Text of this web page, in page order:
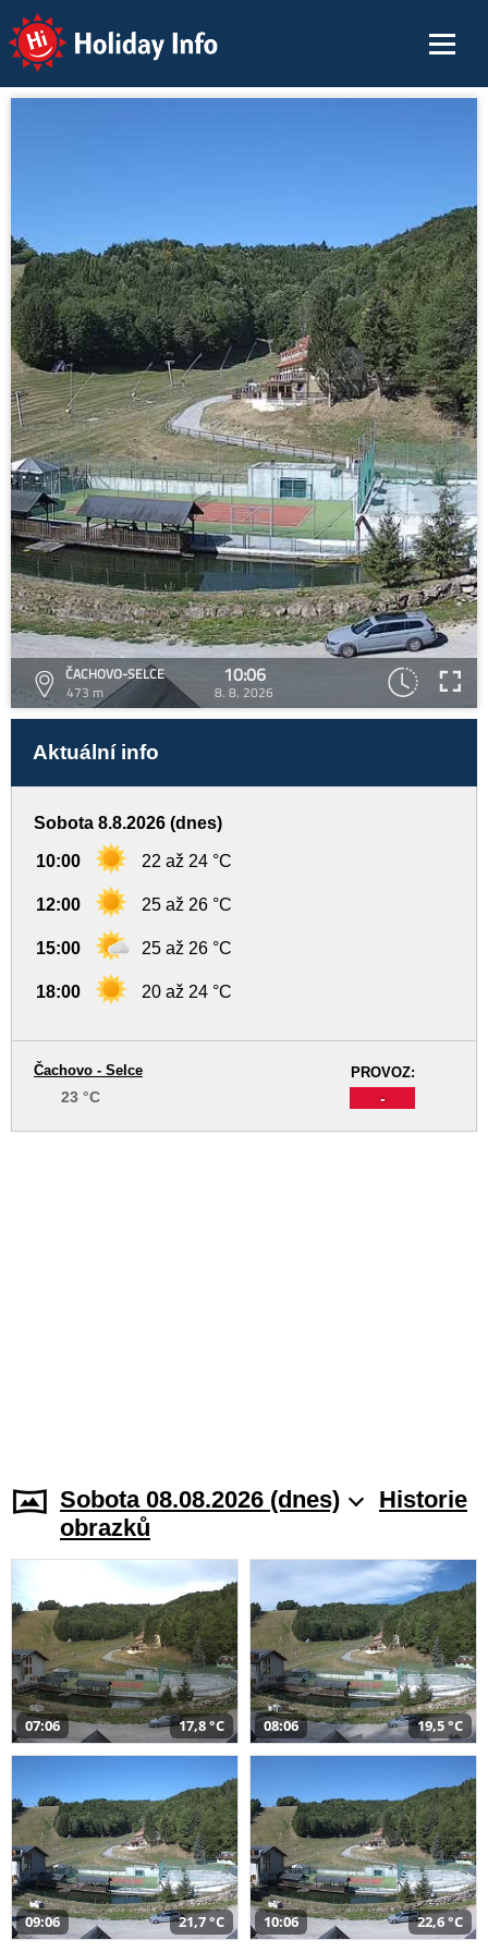
Holiday Info
ČACHOVO-SELCE
473 m
10:06
8. 8. 2026
Aktuální info
Sobota 8.8.2026 (dnes)
10:00 22 až 24 °C
12:00 25 až 26 °C
15:00 25 až 26 °C
18:00 20 až 24 °C
PROVOZ:
-
Čachovo - Selce
23 °C
Sobota 08.08.2026 (dnes)
Historie
obrazků
07:06 17,8 °C 08:06 19,5 °C
09:06 21,7 °C 10:06 22,6 °C